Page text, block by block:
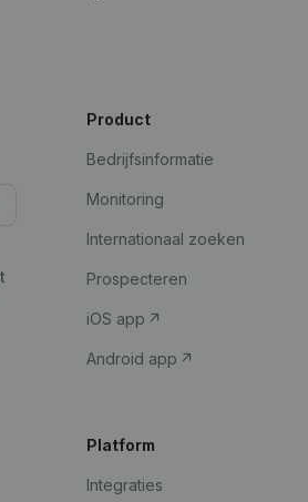
Product
Bedrijfsinformatie
Monitoring
Internationaal zoeken
Prospecteren
iOS app
Android app
Platform
Integraties